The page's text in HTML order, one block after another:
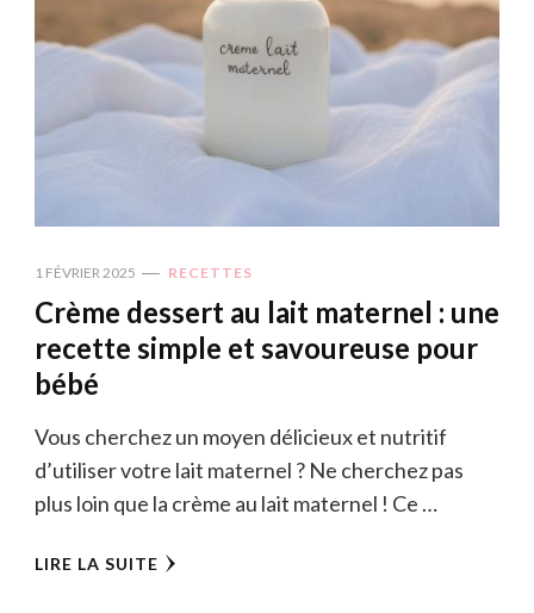
1 FÉVRIER 2025 RECETTES
Crème dessert au lait maternel : une
recette simple et savoureuse pour
bébé
Vous cherchez un moyen délicieux et nutritif
d’utiliser votre lait maternel ? Ne cherchez pas
plus loin que la crème au lait maternel ! Ce …
LIRE LA SUITE